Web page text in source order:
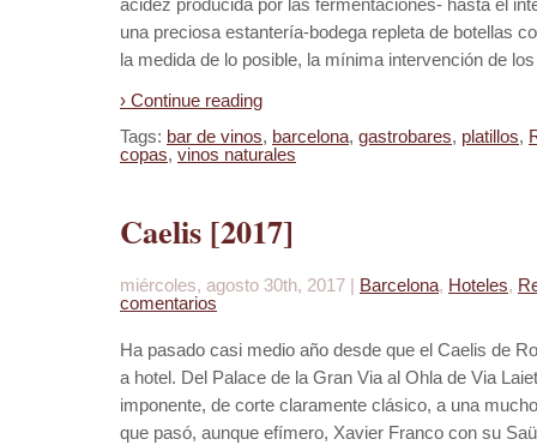
acidez producida por las fermentaciones- hasta el
una preciosa estantería-bodega repleta de botellas
la medida de lo posible, la mínima intervención de
› Continue reading
Tags: bar de vinos, barcelona, gastrobares, platillos,
copas, vinos naturales
Caelis [2017]
miércoles, agosto 30th, 2017 | Barcelona, Hoteles,
comentarios
Ha pasado casi medio año desde que el Caelis de
a hotel. Del Palace de la Gran Via al Ohla de Via
imponente, de corte claramente clásico, a una
que pasó, aunque efímero, Xavier Franco con su